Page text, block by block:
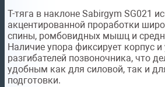
Т-тяга в наклоне Sabirgym SG021
акцентированной проработки
спины, ромбовидных мышц и
Наличие упора фиксирует корпус
разгибателей позвоночника, что
удобным как для силовой, так и
подготовки.